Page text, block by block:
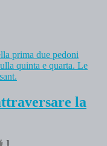
la
1